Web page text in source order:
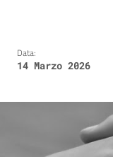
Data:
14 Marzo 2026